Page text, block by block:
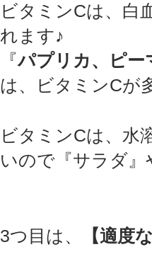
ビタミンCは、白
れます♪
『パプリカ、ピー
は、ビタミンCが
ビタミンCは、水
いので『サラダ
3つ目は、 【適度